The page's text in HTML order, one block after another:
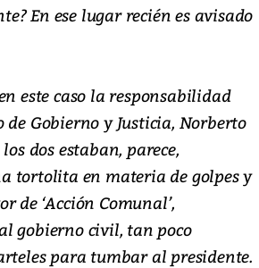
En ese lugar recién es avisado
este caso la responsabilidad
Gobierno y Justicia, Norberto
dos estaban, parece,
tortolita en materia de golpes y
de ‘Acción Comunal’,
gobierno civil, tan poco
para tumbar al presidente.